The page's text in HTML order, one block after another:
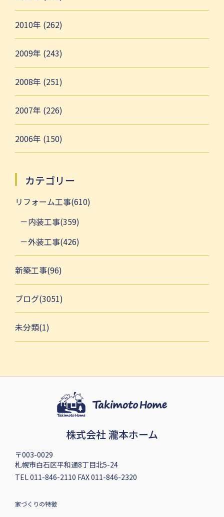
2010年 (262)
2009年 (243)
2008年 (251)
2007年 (226)
2006年 (150)
カテゴリー
リフォーム工事(610)
内装工事(359)
外装工事(426)
新築工事(96)
ブログ(3051)
未分類(1)
株式会社 瀧本ホーム
〒003-0029
札幌市白石区平和通8丁目北5-24
TEL 011-846-2110 FAX 011-846-2320
家づくりの特徴